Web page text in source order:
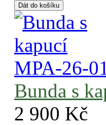
Bunda s
2 900 Kč